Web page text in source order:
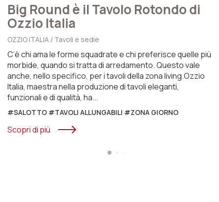
Big Round è il Tavolo Rotondo di
Ozzio Italia
OZZIO ITALIA / Tavoli e sedie
C’è chi ama le forme squadrate e chi preferisce quelle più
morbide, quando si tratta di arredamento. Questo vale
anche, nello specifico, per i tavoli della zona living.Ozzio
Italia, maestra nella produzione di tavoli eleganti,
funzionali e di qualità, ha...
#SALOTTO #TAVOLI ALLUNGABILI #ZONA GIORNO
Scopri di più